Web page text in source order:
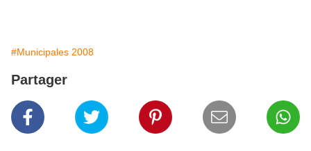
#Municipales 2008
Partager